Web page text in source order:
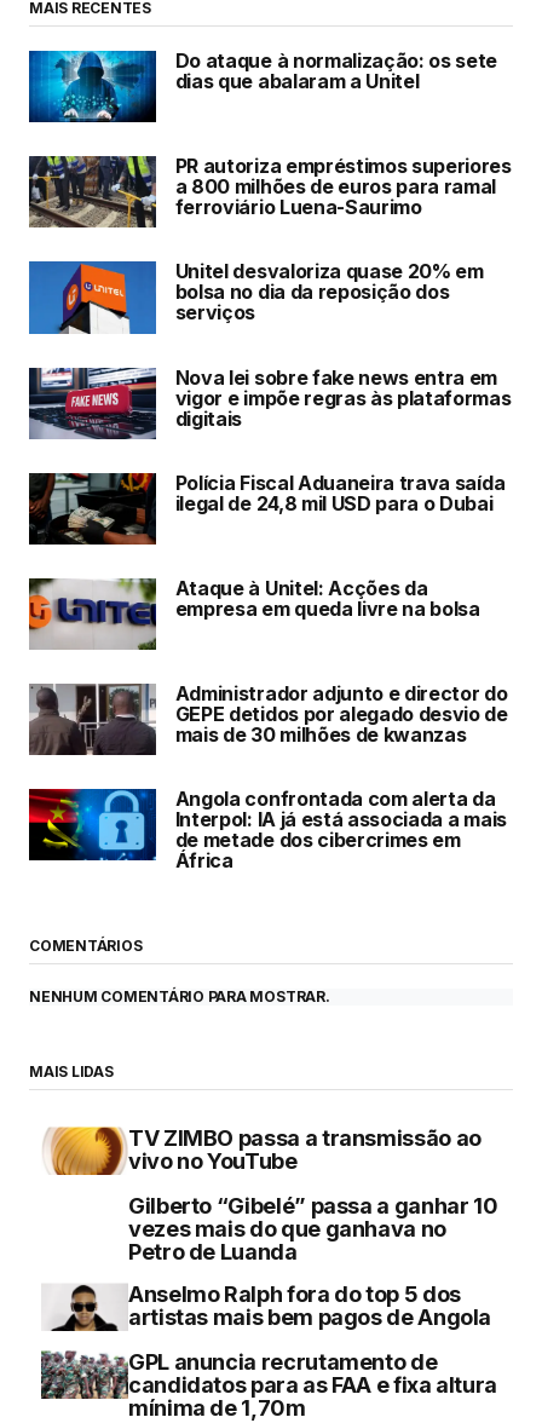
MAIS RECENTES
Do ataque à normalização: os sete
dias que abalaram a Unitel
PR autoriza empréstimos superiores
a 800 milhões de euros para ramal
ferroviário Luena-Saurimo
Unitel desvaloriza quase 20% em
bolsa no dia da reposição dos
serviços
Nova lei sobre fake news entra em
vigor e impõe regras às plataformas
digitais
Polícia Fiscal Aduaneira trava saída
ilegal de 24,8 mil USD para o Dubai
Ataque à Unitel: Acções da
empresa em queda livre na bolsa
Administrador adjunto e director do
GEPE detidos por alegado desvio de
mais de 30 milhões de kwanzas
Angola confrontada com alerta da
Interpol: IA já está associada a mais
de metade dos cibercrimes em
África
COMENTÁRIOS
NENHUM COMENTÁRIO PARA MOSTRAR.
MAIS LIDAS
TV ZIMBO passa a transmissão ao
vivo no YouTube
Gilberto “Gibelé” passa a ganhar 10
vezes mais do que ganhava no
Petro de Luanda
Anselmo Ralph fora do top 5 dos
artistas mais bem pagos de Angola
GPL anuncia recrutamento de
candidatos para as FAA e fixa altura
mínima de 1,70m